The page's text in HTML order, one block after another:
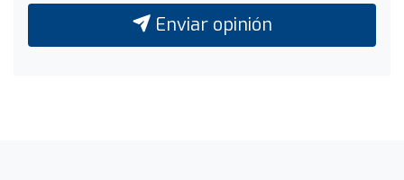
Enviar opinión